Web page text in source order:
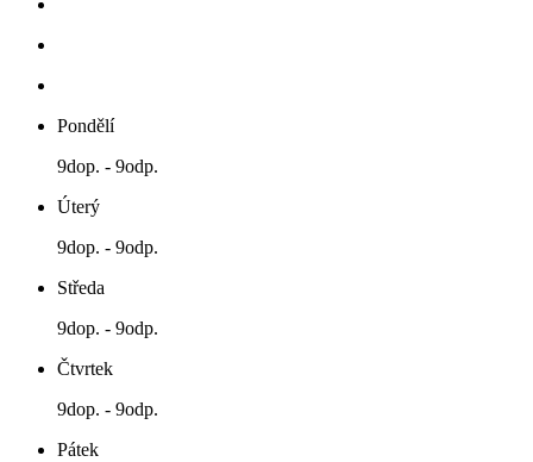
Pondělí
9dop. - 9odp.
Úterý
9dop. - 9odp.
Středa
9dop. - 9odp.
Čtvrtek
9dop. - 9odp.
Pátek